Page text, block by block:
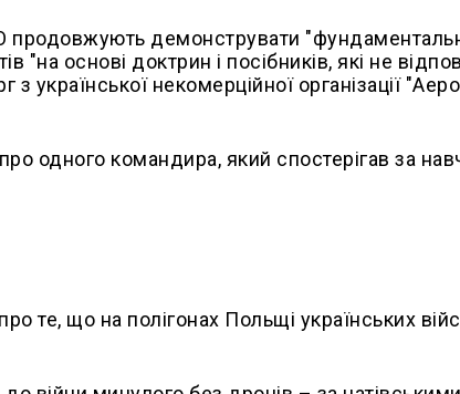
продовжують демонструвати
"на основі доктрин і посібників, які не
української некомерційної організації
одного командира, який спостерігав за
те, що на полігонах Польщі українських